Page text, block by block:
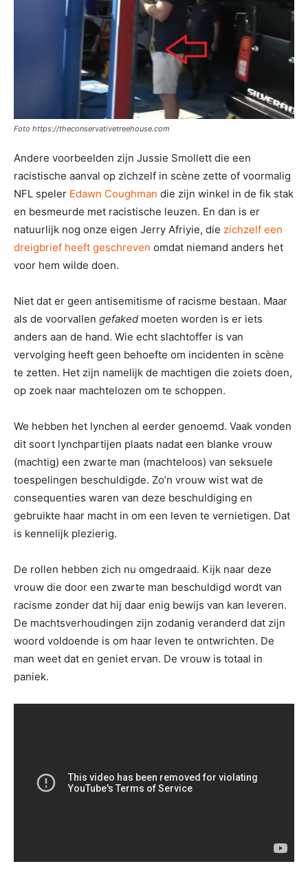
Foto https://theconservativetreehouse.com
Andere voorbeelden zijn Jussie Smollett die een
racistische aanval op zichzelf in scène zette of voormalig
NFL speler Edawn Coughman die zijn winkel in de fik stak
en besmeurde met racistische leuzen. En dan is er
natuurlijk nog onze eigen Jerry Afriyie, die zichzelf een
dreigbrief heeft geschreven omdat niemand anders het
voor hem wilde doen.
Niet dat er geen antisemitisme of racisme bestaan. Maar
als de voorvallen gefaked moeten worden is er iets
anders aan de hand. Wie echt slachtoffer is van
vervolging heeft geen behoefte om incidenten in scène
te zetten. Het zijn namelijk de machtigen die zoiets doen,
op zoek naar machtelozen om te schoppen.
We hebben het lynchen al eerder genoemd. Vaak vonden
dit soort lynchpartijen plaats nadat een blanke vrouw
(machtig) een zwarte man (machteloos) van seksuele
toespelingen beschuldigde. Zo’n vrouw wist wat de
consequenties waren van deze beschuldiging en
gebruikte haar macht in om een leven te vernietigen. Dat
is kennelijk plezierig.
De rollen hebben zich nu omgedraaid. Kijk naar deze
vrouw die door een zwarte man beschuldigd wordt van
racisme zonder dat hij daar enig bewijs van kan leveren.
De machtsverhoudingen zijn zodanig veranderd dat zijn
woord voldoende is om haar leven te ontwrichten. De
man weet dat en geniet ervan. De vrouw is totaal in
paniek.